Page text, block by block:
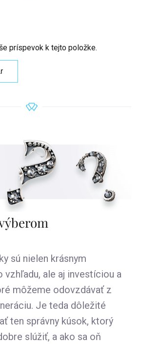
príspevok k tejto položke.
sú nielen krásnym
vzhľadu, ale aj investíciou a
môžeme odovzdávať z
Je teda dôležité
ten správny kúsok, ktorý
slúžiť, a ako sa oň